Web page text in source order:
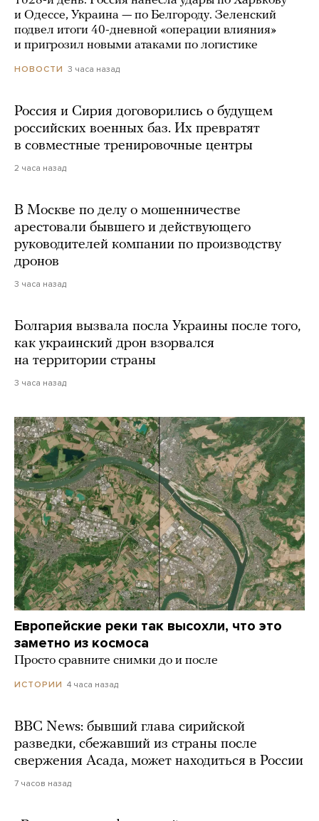
и Одессе, Украина — по Белгороду. Зеленский
подвел итоги 40-дневной «операции влияния»
и пригрозил новыми атаками по логистике
НОВОСТИ 3 часа назад
Россия и Сирия договорились о будущем
российских военных баз. Их превратят
в совместные тренировочные центры
2 часа назад
В Москве по делу о мошенничестве
арестовали бывшего и действующего
руководителей компании по производству
дронов
3 часа назад
Болгария вызвала посла Украины после того,
как украинский дрон взорвался
на территории страны
3 часа назад
Европейские реки так высохли, что это
заметно из космоса
Просто сравните снимки до и после
ИСТОРИИ 4 часа назад
BBC News: бывший глава сирийской
разведки, сбежавший из страны после
свержения Асада, может находиться в России
7 часов назад